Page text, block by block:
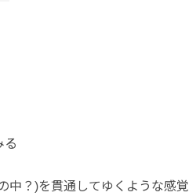
る
中？)を貫通してゆくような感覚